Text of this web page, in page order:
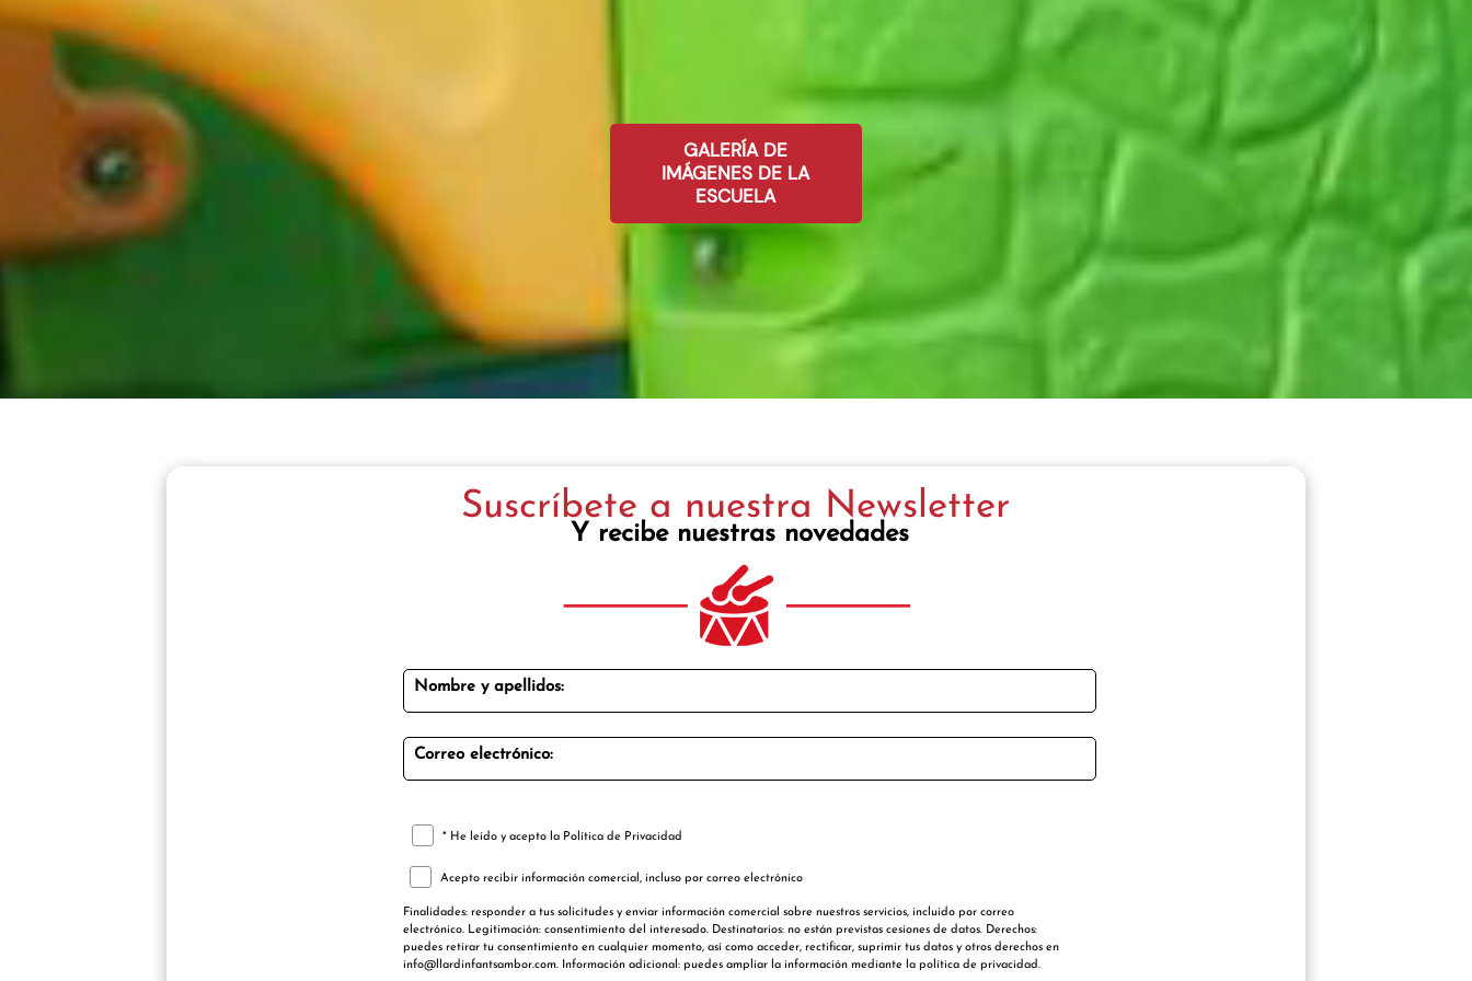
GALERÍA DE
IMÁGENES DE LA
ESCUELA
Suscríbete a nuestra Newsletter
Y recibe nuestras novedades
Nombre y apellidos:
Correo electrónico:
* He leído y acepto la Política de Privacidad
Acepto recibir información comercial, incluso por correo electrónico
Finalidades: responder a tus solicitudes y enviar información comercial sobre nuestros servicios, incluido por correo
electrónico. Legitimación: consentimiento del interesado. Destinatarios: no están previstas cesiones de datos. Derechos:
puedes retirar tu consentimiento en cualquier momento, así como acceder, rectificar, suprimir tus datos y otros derechos en
info@llardinfantsambor.com. Información adicional: puedes ampliar la información mediante la política de privacidad.